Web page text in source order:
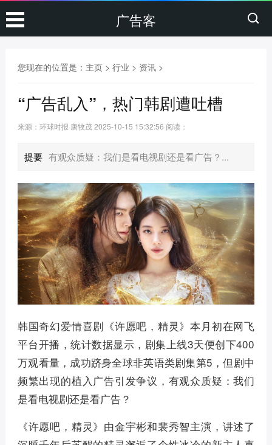
广告客
您现在的位置是： 主页> 行业 > 资讯>
“广告乱入”，热门韩剧遭吐槽
来源：环球时报 唐牧茂2025-10-15 15:32:56 阅读：
提要 有观众质疑：我们是看电视剧还是看广告？...
韩国奇幻爱情喜剧《许愿吧，精灵》本月初在网飞
平台开播，统计数据显示，剧集上线3天便创下400
万观看量，成功跻身全球非英语类剧集第5，但剧中
频繁出现的植入广告引发争议，有观众质疑：我们
是看电视剧还是看广告？
《许愿吧，精灵》由金宇彬和裴秀智主演，讲述了